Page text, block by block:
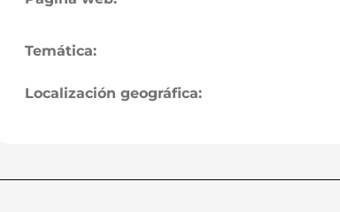
Temática:
Localización geográfica: